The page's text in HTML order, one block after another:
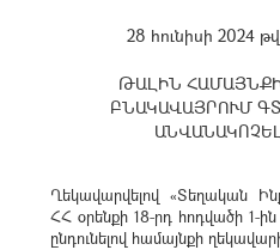
28 հունիսի 2024
ԹԱԼԻՆ
ԲՆԱԿԱՎԱՅՐՈՒՄ
Ղեկավարվելով «Տեղական
ՀՀ օրենքի 18-րդ հոդվածի 1-
ընդունելով համայնքի